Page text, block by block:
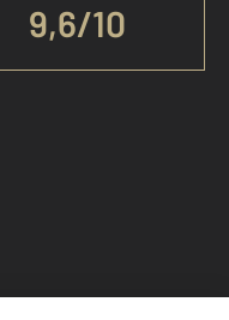
9,6/10